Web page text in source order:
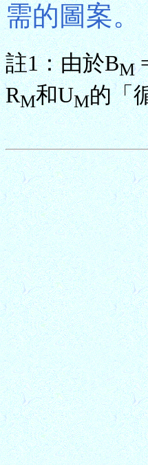
需的圖案。
註1：由於BM
RM和UM的「